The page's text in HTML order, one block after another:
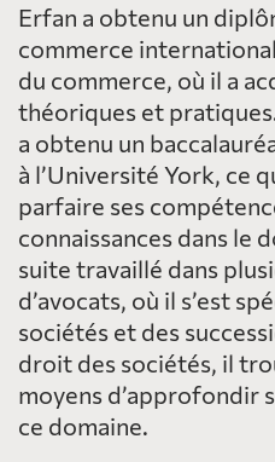
Erfan a obtenu un
commerce
du commerce, où il a
théoriques et
a obtenu un
à l’Université York, ce
parfaire ses
connaissances dans le
suite travaillé dans
d’avocats, où il s’est
sociétés et des
droit des sociétés, il
moyens d’approfondir
ce domaine.